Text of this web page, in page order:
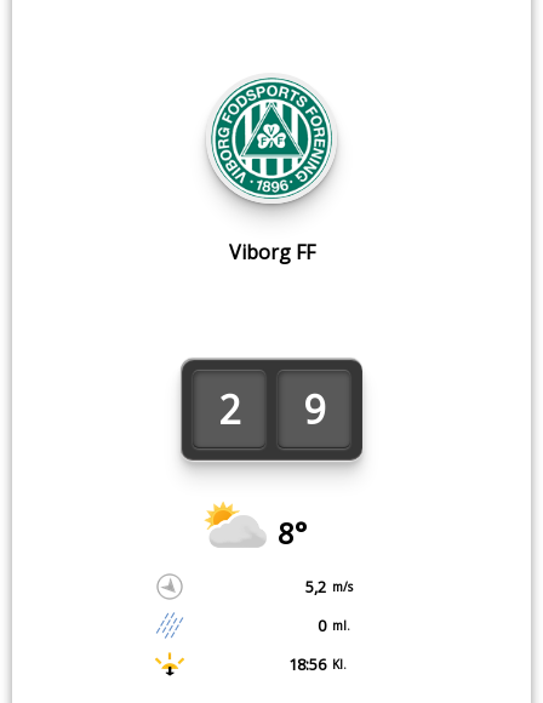
2 9
8°
5,2 m/s
0 ml.
18:56 Kl.
Viborg FF